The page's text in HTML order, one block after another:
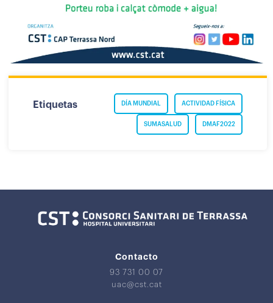
Etiquetas ACTIVIDAD FÍSICA
DÍA MUNDIAL
DMAF2022
SUMASALUD
Contacto
93 731 00 07
uac@cst.cat